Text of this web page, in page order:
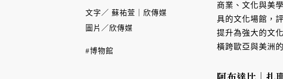
商業、文化與美
具的文化場館，
提升為強大的文
橫跨歐亞與美洲
阿布達比｜扎
文字／ 蘇祐萱｜欣傳媒
圖片／ 欣傳媒
#博物館